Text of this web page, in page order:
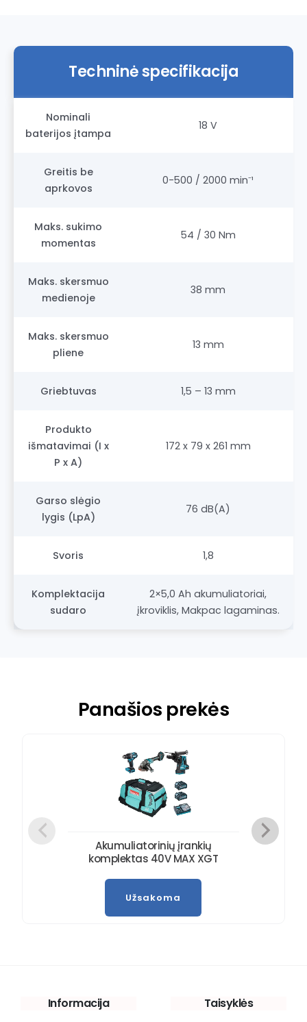
Techninė specifikacija
Nominali
baterijos įtampa
18 V
Greitis be
aprkovos
0-500 / 2000 min⁻¹
Maks. sukimo
momentas
54 / 30 Nm
Maks. skersmuo
medienoje
38 mm
Maks. skersmuo
pliene
13 mm
Griebtuvas 1,5 – 13 mm
Produkto
išmatavimai (I x
P x A)
172 x 79 x 261 mm
Garso slėgio
lygis (LpA)
76 dB(A)
Svoris 1,8
Komplektacija
sudaro
2×5,0 Ah akumuliatoriai,
įkroviklis, Makpac lagaminas.
Panašios prekės
Akumuliatorinių įrankių
komplektas 40V MAX XGT
Užsakoma
Informacija
Taisyklės